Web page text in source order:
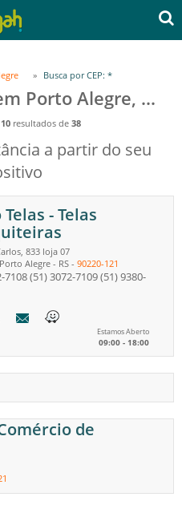
Busca por CEP: *
Busca por CEP: * em Porto Alegre, RS
resultados de 38
a partir do seu
- Telas
833 loja 07
Porto Alegre- RS- 90220-121
7108(51) 3072-7109(51) 9380-
Estamos Aberto
09:00 - 18:00
de